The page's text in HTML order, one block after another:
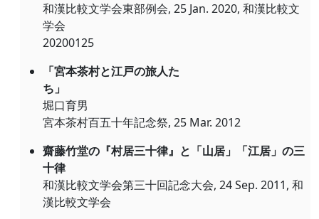
和漢比較文学会東部例会, 25 Jan. 2020, 和漢比較文
学会
20200125
「宮本茶村と江戸の旅人た
ち」
堀口育男
宮本茶村百五十年記念祭, 25 Mar. 2012
齋藤竹堂の『村居三十律』と「山居」「江居」の三
十律
和漢比較文学会第三十回記念大会, 24 Sep. 2011, 和
漢比較文学会